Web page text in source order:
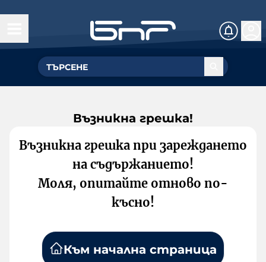
Възникна грешка!
Възникна грешка при зареждането
на съдържанието!
Моля, опитайте отново по-
късно!
Към начална страница